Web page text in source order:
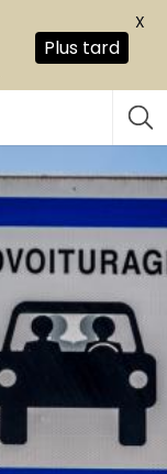
Plus tard
X